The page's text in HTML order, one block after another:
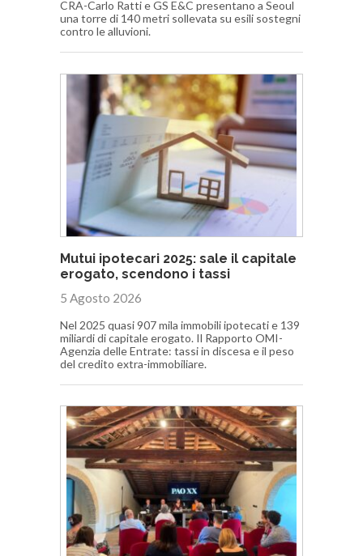
CRA-Carlo Ratti e GS E&C presentano a Seoul
una torre di 140 metri sollevata su esili sostegni
contro le alluvioni.
Mutui ipotecari 2025: sale il capitale
erogato, scendono i tassi
5 Agosto 2026
Nel 2025 quasi 907 mila immobili ipotecati e 139
miliardi di capitale erogato. Il Rapporto OMI-
Agenzia delle Entrate: tassi in discesa e il peso
del credito extra-immobiliare.